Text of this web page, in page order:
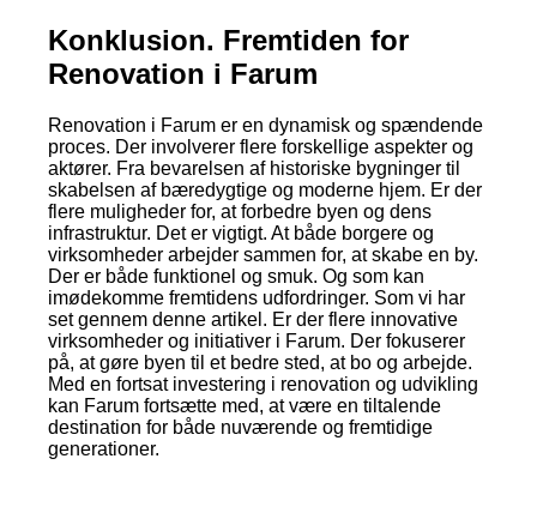
Konklusion. Fremtiden for
Renovation i Farum
Renovation i Farum er en dynamisk og spændende
proces. Der involverer flere forskellige aspekter og
aktører. Fra bevarelsen af historiske bygninger til
skabelsen af bæredygtige og moderne hjem. Er der
flere muligheder for, at forbedre byen og dens
infrastruktur. Det er vigtigt. At både borgere og
virksomheder arbejder sammen for, at skabe en by.
Der er både funktionel og smuk. Og som kan
imødekomme fremtidens udfordringer. Som vi har
set gennem denne artikel. Er der flere innovative
virksomheder og initiativer i Farum. Der fokuserer
på, at gøre byen til et bedre sted, at bo og arbejde.
Med en fortsat investering i renovation og udvikling
kan Farum fortsætte med, at være en tiltalende
destination for både nuværende og fremtidige
generationer.